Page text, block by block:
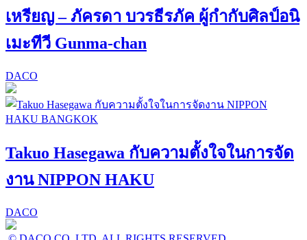
เหรียญ – ภัครดา บวรธีรภัค ผู้กำกับศิลป์อนิ
เมะทีวี Gunma-chan
DACO
Takuo Hasegawa กับความตั้งใจในการจัด
งาน NIPPON HAKU
DACO